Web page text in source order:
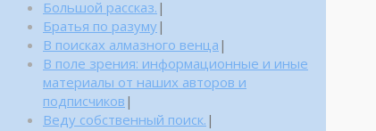
Большой рассказ. |
Братья по разуму|
В поисках алмазного венца |
В поле зрения: информационные и иные
материалы от наших авторов и
подписчиков |
Веду собственный поиск. |